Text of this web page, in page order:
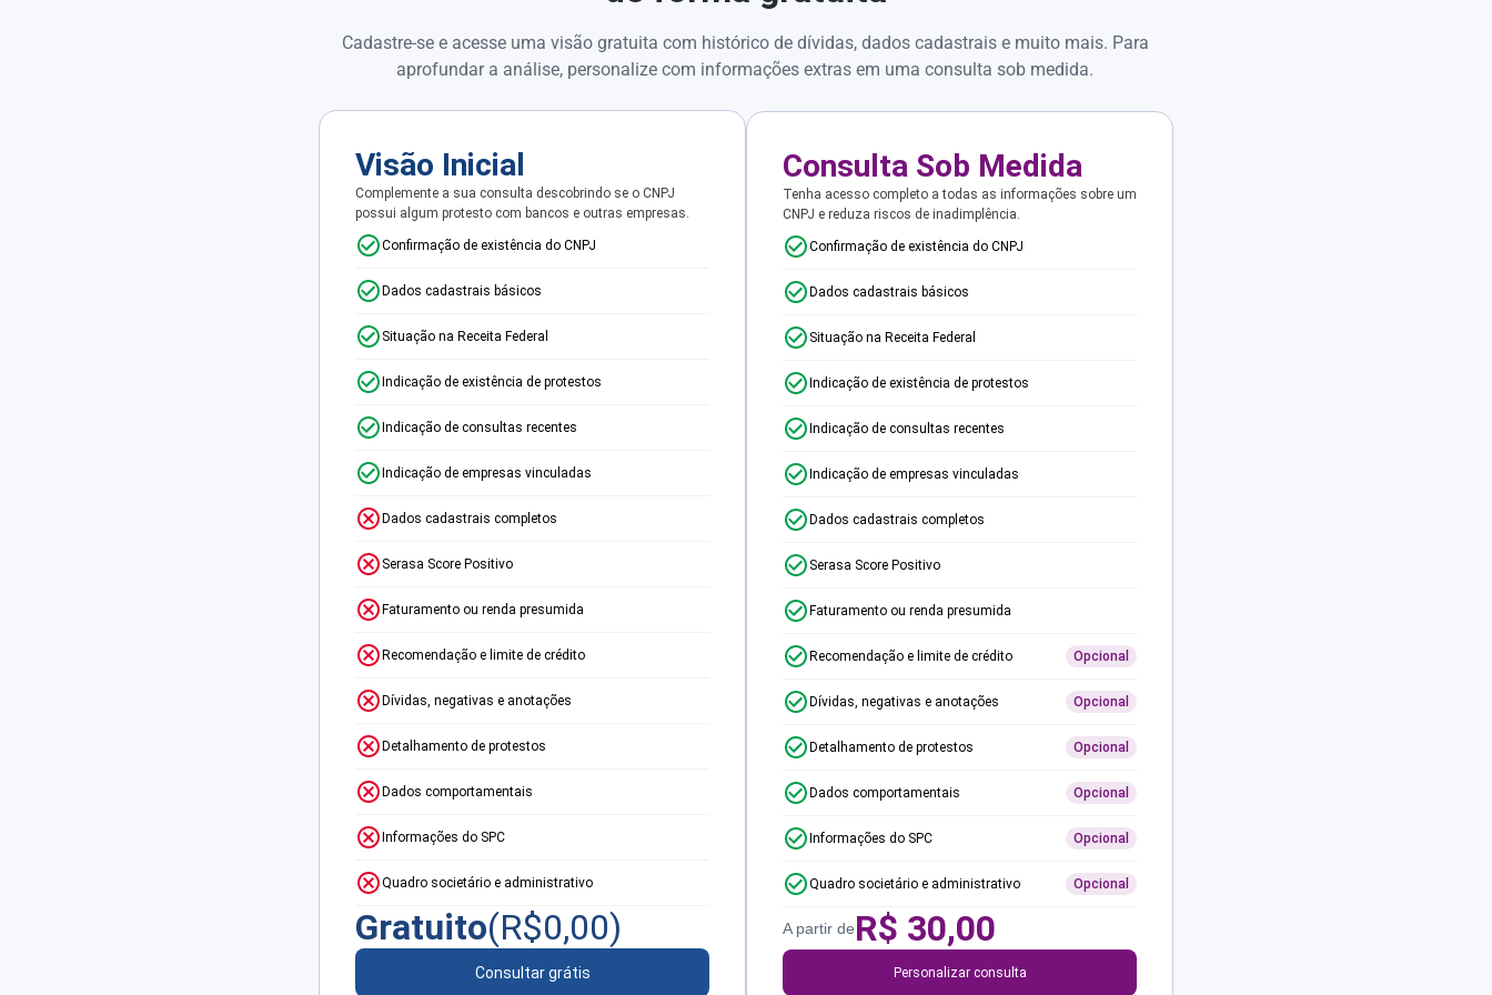
Cadastre-se e acesse uma visão gratuita com histórico de dívidas, dados cadastrais e muito mais. Para
aprofundar a análise, personalize com informações extras em uma consulta sob medida.
Visão Inicial
Complemente a sua consulta descobrindo se o CNPJ
possui algum protesto com bancos e outras empresas.
Confirmação de existência do CNPJ
Dados cadastrais básicos
Situação na Receita Federal
Indicação de existência de protestos
Indicação de consultas recentes
Indicação de empresas vinculadas
Dados cadastrais completos
Serasa Score Positivo
Faturamento ou renda presumida
Recomendação e limite de crédito
Dívidas, negativas e anotações
Detalhamento de protestos
Dados comportamentais
Informações do SPC
Quadro societário e administrativo
Gratuito(R$0,00)
Consultar grátis
Consulta Sob Medida
Tenha acesso completo a todas as informações sobre um
CNPJ e reduza riscos de inadimplência.
Confirmação de existência do CNPJ
Dados cadastrais básicos
Situação na Receita Federal
Indicação de existência de protestos
Indicação de consultas recentes
Indicação de empresas vinculadas
Dados cadastrais completos
Serasa Score Positivo
Faturamento ou renda presumida
Recomendação e limite de crédito Opcional
Dívidas, negativas e anotações Opcional
Detalhamento de protestos Opcional
Dados comportamentais Opcional
Informações do SPC Opcional
Quadro societário e administrativo Opcional
A partir deR$ 30,00
Personalizar consulta